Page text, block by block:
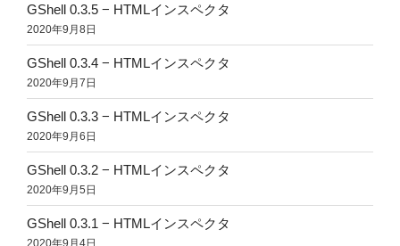
GShell 0.3.5 − HTMLインスペクタ
2020年9月8日
GShell 0.3.4 − HTMLインスペクタ
2020年9月7日
GShell 0.3.3 − HTMLインスペクタ
2020年9月6日
GShell 0.3.2 − HTMLインスペクタ
2020年9月5日
GShell 0.3.1 − HTMLインスペクタ
2020年9月4日